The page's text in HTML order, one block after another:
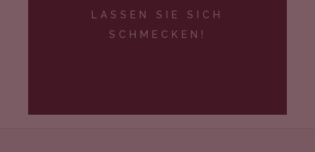
LASSEN SIE SICH
SCHMECKEN!